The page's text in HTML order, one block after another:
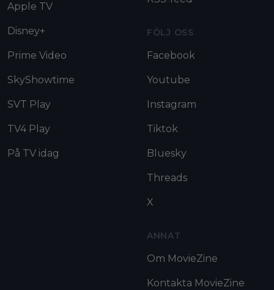
Apple TV
Disney+
Prime Video
SkyShowtime
SVT Play
TV4 Play
På TV idag
FÖLJ OSS
Facebook
Youtube
Instagram
Tiktok
Bluesky
Threads
X
ANNAT
Om MovieZine
Kontakta MovieZine